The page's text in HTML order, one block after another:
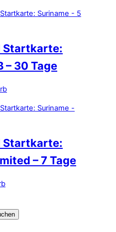
Startkarte:
– 30 Tage
Startkarte:
– 7 Tage